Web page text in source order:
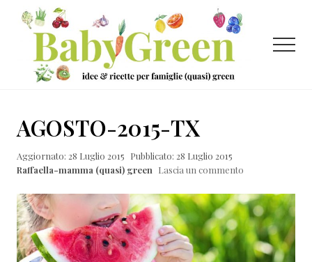
Menu
Passa
contenuto
principale
Passa
laterale
primaria
Passa
ricette
per
(quasi)
green
Menu
AGOSTO-2015-TX
Aggiornato: 28 Luglio 2015 Pubblicato: 28 Luglio 2015
Raffaella-mamma (quasi) green Lascia un commento